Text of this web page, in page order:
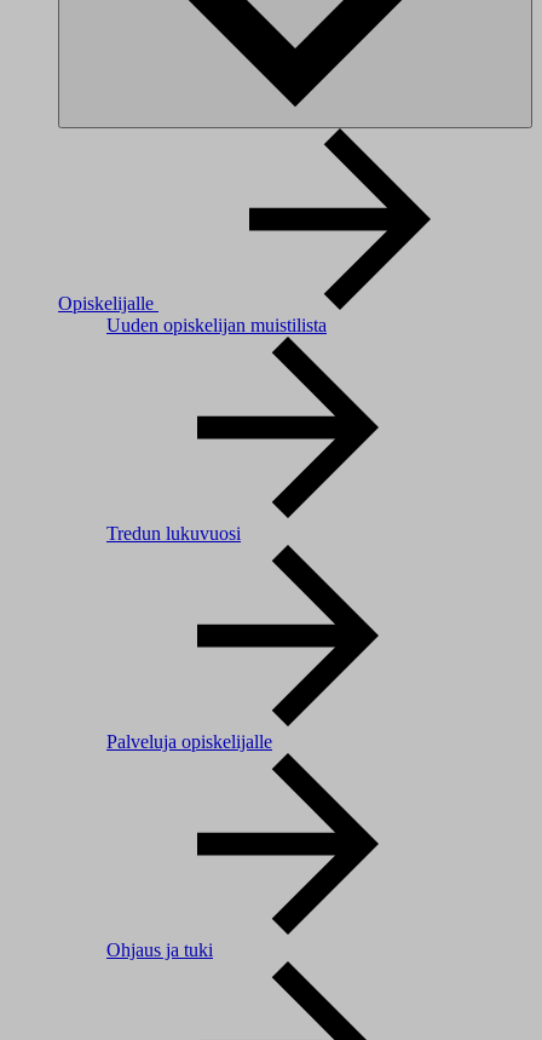
Opiskelijalle
Uuden opiskelijan muistilista
Tredun lukuvuosi
Palveluja opiskelijalle
Ohjaus ja tuki